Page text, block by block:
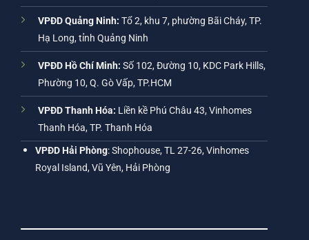
VPĐD Quảng Ninh: Tổ 2, khu 7, phường Bãi Cháy, TP.
Hạ Long, tỉnh Quảng Ninh
VPĐD Hồ Chí Minh: Số 102, Đường 10, KDC Park Hills,
Phường 10, Q. Gò Vấp, TP.HCM
VPĐD Thanh Hóa: Liền kề Phú Châu 43, Vinhomes
Thanh Hóa, TP. Thanh Hóa
VPĐD Hải Phòng: Shophouse, TL 27-26, Vinhomes
Royal Island, Vũ Yên, Hải Phòng